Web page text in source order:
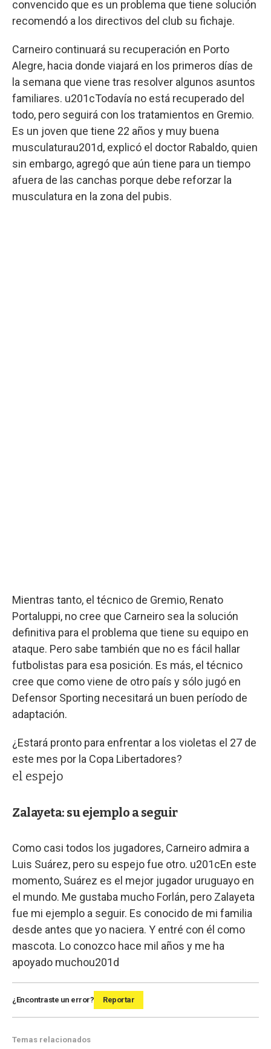
convencido que es un problema que tiene solución
recomendó a los directivos del club su fichaje.
Carneiro continuará su recuperación en Porto
Alegre, hacia donde viajará en los primeros días de
la semana que viene tras resolver algunos asuntos
familiares. u201cTodavía no está recuperado del
todo, pero seguirá con los tratamientos en Gremio.
Es un joven que tiene 22 años y muy buena
musculaturau201d, explicó el doctor Rabaldo, quien
sin embargo, agregó que aún tiene para un tiempo
afuera de las canchas porque debe reforzar la
musculatura en la zona del pubis.
Mientras tanto, el técnico de Gremio, Renato
Portaluppi, no cree que Carneiro sea la solución
definitiva para el problema que tiene su equipo en
ataque. Pero sabe también que no es fácil hallar
futbolistas para esa posición. Es más, el técnico
cree que como viene de otro país y sólo jugó en
Defensor Sporting necesitará un buen período de
adaptación.
¿Estará pronto para enfrentar a los violetas el 27 de
este mes por la Copa Libertadores?
el espejo
Zalayeta: su ejemplo a seguir
Como casi todos los jugadores, Carneiro admira a
Luis Suárez, pero su espejo fue otro. u201cEn este
momento, Suárez es el mejor jugador uruguayo en
el mundo. Me gustaba mucho Forlán, pero Zalayeta
fue mi ejemplo a seguir. Es conocido de mi familia
desde antes que yo naciera. Y entré con él como
mascota. Lo conozco hace mil años y me ha
apoyado muchou201d
¿Encontraste un error? Reportar
Temas relacionados